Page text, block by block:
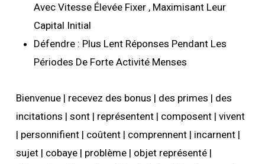
Avec Vitesse Élevée Fixer , Maximisant Leur
Capital Initial
Défendre : Plus Lent Réponses Pendant Les
Périodes De Forte Activité Menses
Bienvenue | recevez des bonus | des primes | des
incitations | sont | représentent | composent | vivent
| personnifient | coûtent | comprennent | incarnent |
sujet | cobaye | problème | objet représenté |